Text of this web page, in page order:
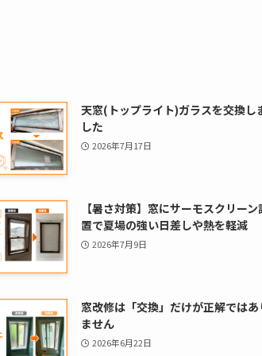
天窓(トップライト)ガラスを交換し
した
2026年7月17日
【暑さ対策】窓にサーモスクリーン
置で夏場の強い日差しや熱を軽減
2026年7月9日
窓改修は「交換」だけが正解ではあ
ません
2026年6月22日